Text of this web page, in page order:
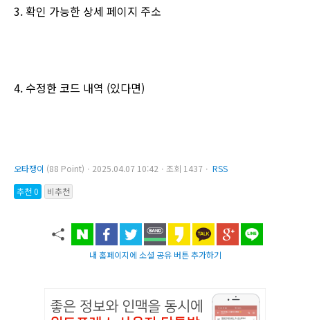
3. 확인 가능한 상세 페이지 주소
4. 수정한 코드 내역 (있다면)
오타쟁이 (88 Point)ㆍ2025.04.07 10:42ㆍ조회 1437ㆍ RSS
추천 0
비추천
내 홈페이지에 소셜 공유 버튼 추가하기